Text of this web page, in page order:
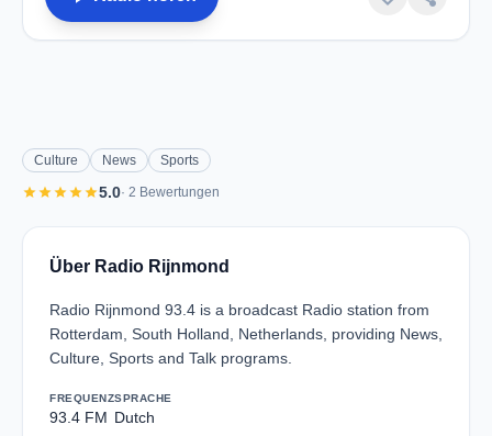
Culture News Sports
starstarstarstarstar5.0· 2 Bewertungen
Über Radio Rijnmond
Radio Rijnmond 93.4 is a broadcast Radio station from
Rotterdam, South Holland, Netherlands, providing News,
Culture, Sports and Talk programs.
FREQUENZ
93.4 FM
SPRACHE
Dutch